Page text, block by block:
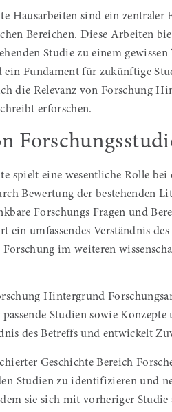
Hausarbeiten sind ein zentraler
Bereichen. Diese Arbeiten
Studie zu einem
ein Fundament für zukünftige
die Relevanz von Forschung
erforschen.
spielt eine wesentliche Rolle
Bewertung der bestehenden
Forschungs Fragen und
umfassendes Verständnis
Forschung im weiteren
Hintergrund
Studien sowie
des Betreffs und entwickelt
Geschichte Bereich
Studien zu identifizieren und
sie sich mit vorheriger Studie